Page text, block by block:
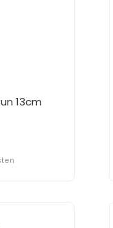
13cm